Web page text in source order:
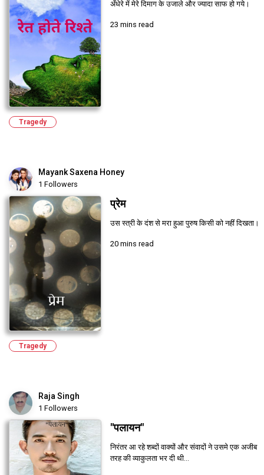
अँधेरे में मेरे दिमाग के उजाले और ज्यादा साफ हो गये।
23 mins read
Tragedy
Mayank Saxena Honey
1 Followers
प्रेम
उस स्त्री के दंश से मरा हुआ पुरुष किसी को नहीं दिखता।
20 mins read
Tragedy
Raja Singh
1 Followers
"पलायन"
निरंतर आ रहे शब्दों वाक्यों और संवादों ने उसमे एक अजीब
तरह की व्याकुलता भर दी थी...